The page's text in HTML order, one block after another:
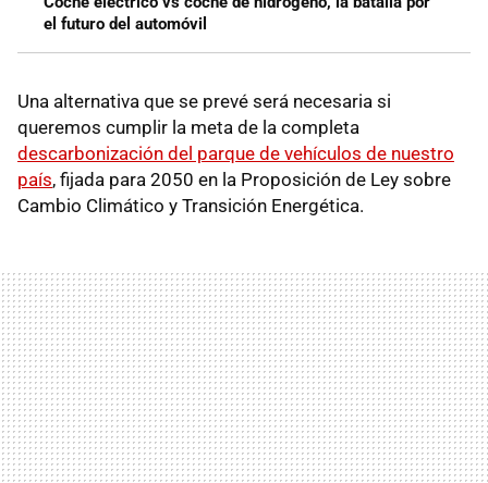
el futuro del automóvil
Una alternativa que se prevé será necesaria si
queremos cumplir la meta de la completa
descarbonización del parque de vehículos de nuestro
país, fijada para 2050 en la Proposición de Ley sobre
Cambio Climático y Transición Energética.